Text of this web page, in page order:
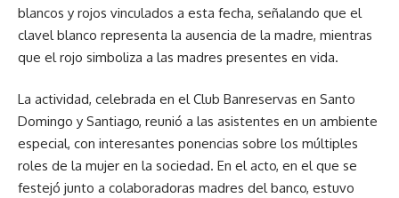
blancos y rojos vinculados a esta fecha, señalando que el
clavel blanco representa la ausencia de la madre, mientras
que el rojo simboliza a las madres presentes en vida.
La actividad, celebrada en el Club Banreservas en Santo
Domingo y Santiago, reunió a las asistentes en un ambiente
especial, con interesantes ponencias sobre los múltiples
roles de la mujer en la sociedad. En el acto, en el que se
festejó junto a colaboradoras madres del banco, estuvo